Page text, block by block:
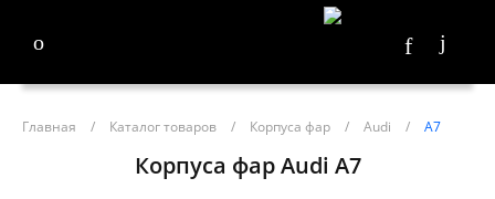
Главная / Каталог товаров / Корпуса фар / Audi / A7
Корпуса фар Audi A7